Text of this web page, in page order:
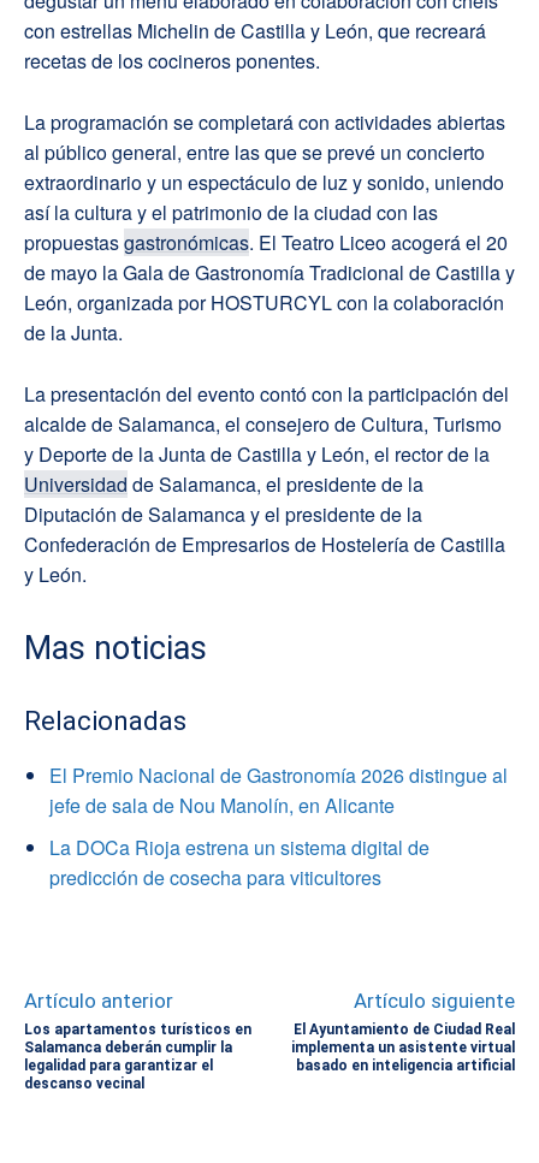
con estrellas Michelin de Castilla y León, que recreará
recetas de los cocineros ponentes.
La programación se completará con actividades abiertas
al público general, entre las que se prevé un concierto
extraordinario y un espectáculo de luz y sonido, uniendo
así la cultura y el patrimonio de la ciudad con las
propuestasgastronómicas. El Teatro Liceo acogerá el 20
de mayo la Gala de Gastronomía Tradicional de Castilla y
León, organizada por HOSTURCYL con la colaboración
de la Junta.
La presentación del evento contó con la participación del
alcalde de Salamanca, el consejero de Cultura, Turismo
y Deporte de la Junta de Castilla y León, el rector de la
Universidad de Salamanca, el presidente de la
Diputación de Salamanca y el presidente de la
Confederación de Empresarios de Hostelería de Castilla
y León.
Mas noticias
Relacionadas
El Premio Nacional de Gastronomía 2026 distingue al
jefe de sala de Nou Manolín, en Alicante
La DOCa Rioja estrena un sistema digital de
predicción de cosecha para viticultores
Artículo anterior
Los apartamentos turísticos en
Salamanca deberán cumplir la
legalidad para garantizar el
descanso vecinal
Artículo siguiente
El Ayuntamiento de Ciudad Real
implementa un asistente virtual
basado en inteligencia artificial